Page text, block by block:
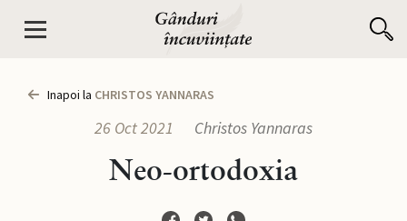
Inapoi la CHRISTOS YANNARAS
26 Oct 2021 Christos Yannaras
Neo-ortodoxia